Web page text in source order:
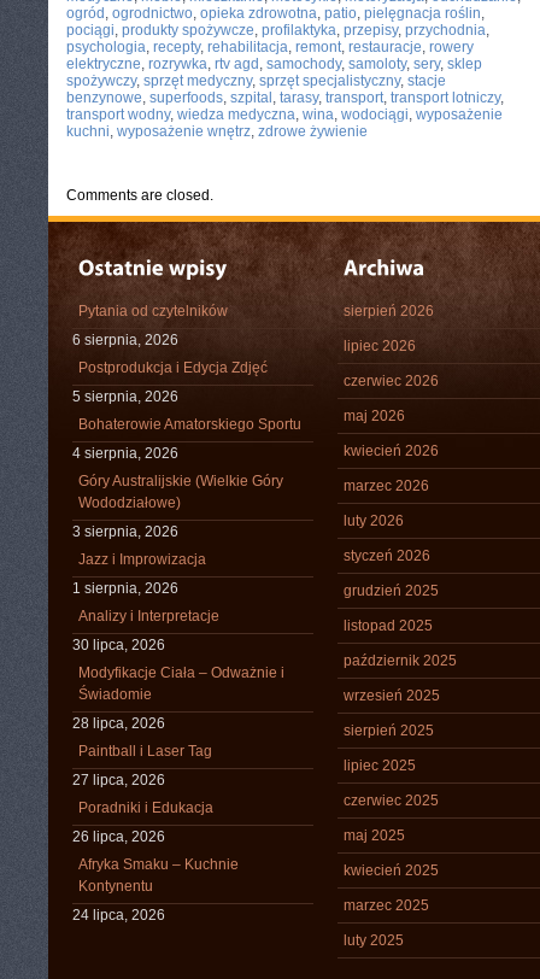
ogród , ogrodnictwo, opieka zdrowotna, patio, pielęgnacja roślin,
pociągi, produkty spożywcze, profilaktyka, przepisy, przychodnia,
psychologia, recepty, rehabilitacja, remont, restauracje, rowery
elektryczne, rozrywka, rtv agd , samochody, samoloty, sery, sklep
spożywczy, sprzęt medyczny, sprzęt specjalistyczny, stacje
benzynowe, superfoods, szpital , tarasy, transport, transport lotniczy,
transport wodny, wiedza medyczna, wina, wodociągi, wyposażenie
kuchni, wyposażenie wnętrz, zdrowe żywienie
Comments are closed.
Pytania od czytelników
6 sierpnia, 2026
Postprodukcja i Edycja Zdjęć
5 sierpnia, 2026
Bohaterowie Amatorskiego Sportu
4 sierpnia, 2026
Góry Australijskie (Wielkie Góry
Wododziałowe)
3 sierpnia, 2026
Jazz i Improwizacja
1 sierpnia, 2026
Analizy i Interpretacje
30 lipca, 2026
Modyfikacje Ciała – Odważnie i
Świadomie
28 lipca, 2026
Paintball i Laser Tag
27 lipca, 2026
Poradniki i Edukacja
26 lipca, 2026
Afryka Smaku – Kuchnie
Kontynentu
24 lipca, 2026
sierpień 2026
lipiec 2026
czerwiec 2026
maj 2026
kwiecień 2026
marzec 2026
luty 2026
styczeń 2026
grudzień 2025
listopad 2025
październik 2025
wrzesień 2025
sierpień 2025
lipiec 2025
czerwiec 2025
maj 2025
kwiecień 2025
marzec 2025
luty 2025